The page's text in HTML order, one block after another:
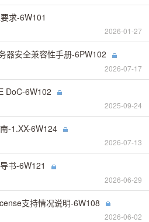
求-6W101
2026-01-27
器安全兼容性手册-6PW102
2026-07-17
DoC-6W102
2025-09-24
-1.XX-6W124
2026-07-13
书-6W121
2026-06-29
支持情况说明-6W108
2026-06-02